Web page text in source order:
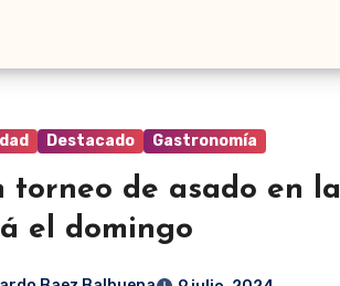
Destacado Gastronomía
torneo de asado en
el domingo